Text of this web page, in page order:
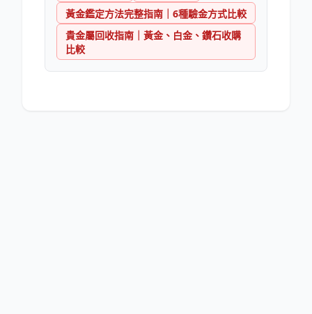
黃金鑑定方法完整指南｜6種驗金方式比較
貴金屬回收指南｜黃金、白金、鑽石收購
比較